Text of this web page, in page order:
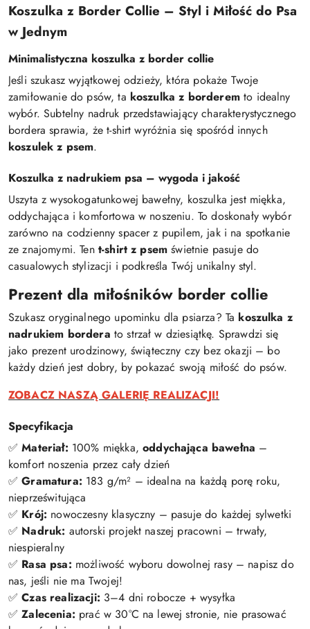
Koszulka z Border Collie – Styl i Miłość do Psa
w Jednym
Minimalistyczna koszulka z border collie
Jeśli szukasz wyjątkowej odzieży, która pokaże Twoje
zamiłowanie do psów, ta koszulka z borderemto idealny
wybór. Subtelny nadruk przedstawiający charakterystycznego
bordera sprawia, że t-shirt wyróżnia się spośród innych
koszulek z psem.
Koszulka z nadrukiem psa – wygoda i jakość
Uszyta z wysokogatunkowej bawełny, koszulka jest miękka,
oddychająca i komfortowa w noszeniu. To doskonały wybór
zarówno na codzienny spacer z pupilem, jak i na spotkanie
ze znajomymi. Ten t-shirt z psem świetnie pasuje do
casualowych stylizacji i podkreśla Twój unikalny styl.
Prezent dla miłośników border collie
Szukasz oryginalnego upominku dla psiarza? Ta koszulka z
nadrukiem bordera to strzał w dziesiątkę. Sprawdzi się
jako prezent urodzinowy, świąteczny czy bez okazji – bo
każdy dzień jest dobry, by pokazać swoją miłość do psów.
ZOBACZ NASZĄ GALERIĘ REALIZACJI!
Specyfikacja
✅Materiał: 100% miękka,oddychająca bawełna –
komfort noszenia przez cały dzień
✅Gramatura: 183 g/m² – idealna na każdą porę roku,
nieprześwitująca
✅ Krój: nowoczesny klasyczny – pasuje do każdej sylwetki
✅ Nadruk: autorski projekt naszej pracowni – trwały,
niespieralny
✅ Rasa psa: możliwość wyboru dowolnej rasy – napisz do
nas, jeśli nie ma Twojej!
✅Czas realizacji: 3–4 dni robocze + wysyłka
✅Zalecenia: prać w 30°C na lewej stronie, nie prasować